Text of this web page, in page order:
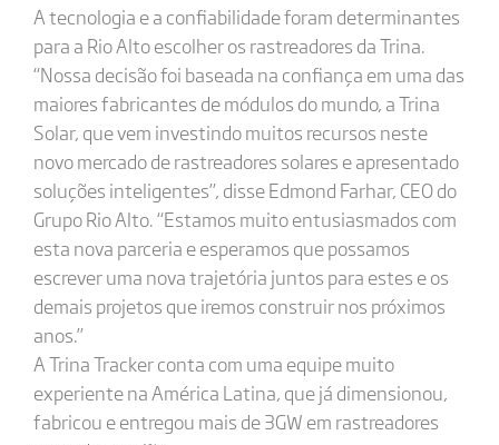
A tecnologia e a confiabilidade foram determinantes
para a Rio Alto escolher os rastreadores da Trina.
“Nossa decisão foi baseada na confiança em uma das
maiores fabricantes de módulos do mundo, a Trina
Solar, que vem investindo muitos recursos neste
novo mercado de rastreadores solares e apresentado
soluções inteligentes”, disse Edmond Farhar, CEO do
Grupo Rio Alto. “Estamos muito entusiasmados com
esta nova parceria e esperamos que possamos
escrever uma nova trajetória juntos para estes e os
demais projetos que iremos construir nos próximos
anos.”
A Trina Tracker conta com uma equipe muito
experiente na América Latina, que já dimensionou,
fabricou e entregou mais de 3GW em rastreadores